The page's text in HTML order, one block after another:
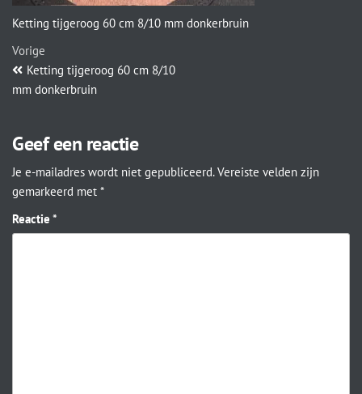
Ketting tijgeroog 60 cm 8/10 mm donkerbruin
Vorige
Ketting tijgeroog 60 cm 8/10
mm donkerbruin
Geef een reactie
Je e-mailadres wordt niet gepubliceerd. Vereiste velden zijn
gemarkeerd met *
Reactie *